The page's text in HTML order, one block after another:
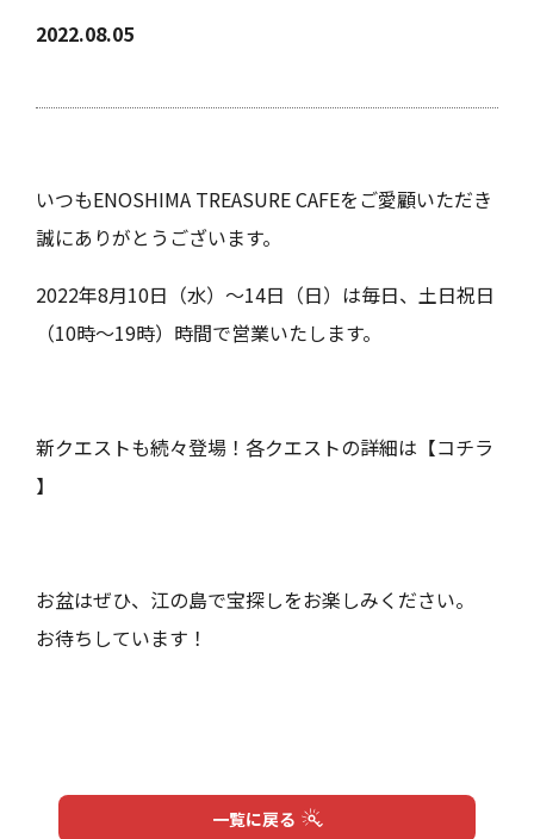
ホーム お知らせ
Infomation
2022.08.05
いつもENOSHIMA TREASURE CAFEをご愛顧いただき
誠にありがとうございます。
2022年8月10日（水）～14日（日）は毎日、土日祝日
（10時～19時）時間で営業いたします。
新クエストも続々登場！各クエストの詳細は【コチラ
】
お盆はぜひ、江の島で宝探しをお楽しみください。
お待ちしています！
一覧に戻る